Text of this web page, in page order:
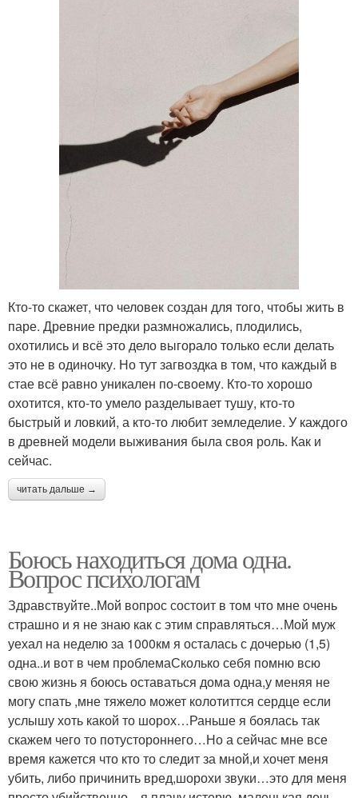
Кто-то скажет, что человек создан для того, чтобы жить в
паре. Древние предки размножались, плодились,
охотились и всё это дело выгорало только если делать
это не в одиночку. Но тут загвоздка в том, что каждый в
стае всё равно уникален по-своему. Кто-то хорошо
охотится, кто-то умело разделывает тушу, кто-то
быстрый и ловкий, а кто-то любит земледелие. У каждого
в древней модели выживания была своя роль. Как и
сейчас.
читать дальше →
Боюсь находиться дома одна.
Вопрос психологам
Здравствуйте..Мой вопрос состоит в том что мне очень
страшно и я не знаю как с этим справляться…Мой муж
уехал на неделю за 1000км я осталась с дочерью (1,5)
одна..и вот в чем проблемаСколько себя помню всю
свою жизнь я боюсь оставаться дома одна,у меняя не
могу спать ,мне тяжело может колотиттся сердце если
услышу хоть какой то шорох…Раньше я боялась так
скажем чего то потустороннего…Но а сейчас мне все
время кажется что кто то следит за мной,и хочет меня
убить, либо причинить вред,шорохи звуки…это для меня